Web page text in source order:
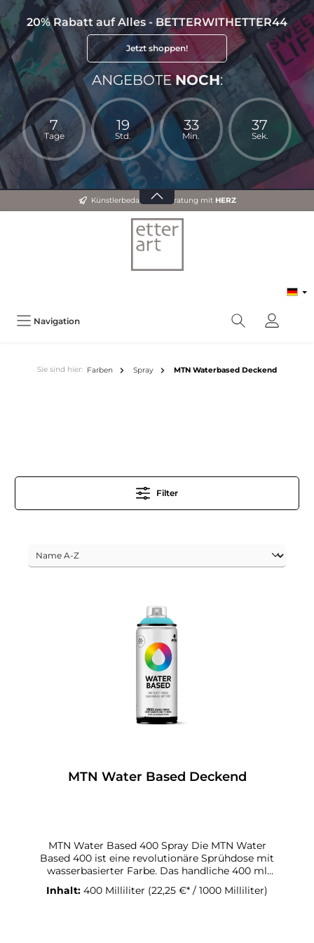
20% Rabatt auf Alles - BETTERWITHETTER44
Jetzt shoppen!
ANGEBOTENOCH:
7
Tage
19
Std.
33
Min.
36
Sek.
Künstlerbedarf und Beratung mitHERZ
Navigation
Sie sind hier: Farben Spray MTN Waterbased Deckend
Filter
MTN Water Based Deckend
MTN Water Based 400 Spray Die MTN Water
Based 400 ist eine revolutionäre Sprühdose mit
wasserbasierter Farbe. Das handliche 400 ml
Format, der niedrige Druck und die
geruchsarme Farbe machen die Water Based
Inhalt: 400 Milliliter (22,25 €* / 1000 Milliliter)